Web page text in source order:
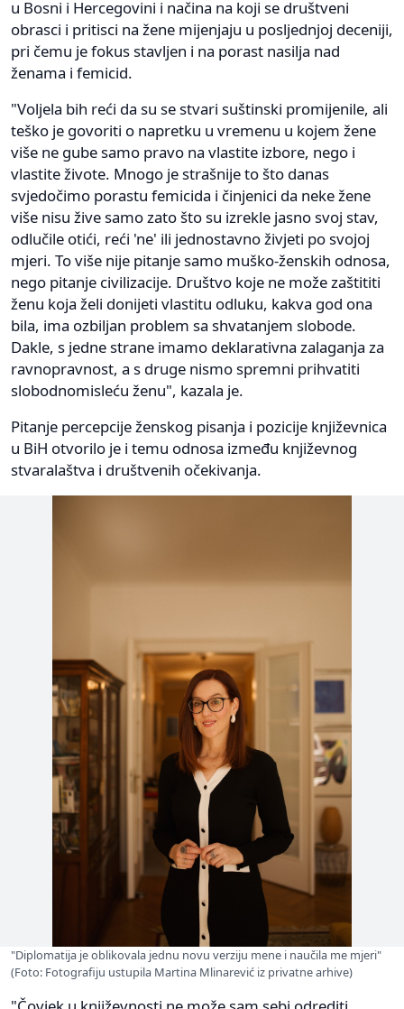
u Bosni i Hercegovini i načina na koji se društveni
obrasci i pritisci na žene mijenjaju u posljednjoj deceniji,
pri čemu je fokus stavljen i na porast nasilja nad
ženama i femicid.
"Voljela bih reći da su se stvari suštinski promijenile, ali
teško je govoriti o napretku u vremenu u kojem žene
više ne gube samo pravo na vlastite izbore, nego i
vlastite živote. Mnogo je strašnije to što danas
svjedočimo porastu femicida i činjenici da neke žene
više nisu žive samo zato što su izrekle jasno svoj stav,
odlučile otići, reći 'ne' ili jednostavno živjeti po svojoj
mjeri. To više nije pitanje samo muško-ženskih odnosa,
nego pitanje civilizacije. Društvo koje ne može zaštititi
ženu koja želi donijeti vlastitu odluku, kakva god ona
bila, ima ozbiljan problem sa shvatanjem slobode.
Dakle, s jedne strane imamo deklarativna zalaganja za
ravnopravnost, a s druge nismo spremni prihvatiti
slobodnomisleću ženu", kazala je.
Pitanje percepcije ženskog pisanja i pozicije književnica
u BiH otvorilo je i temu odnosa između književnog
stvaralaštva i društvenih očekivanja.
"Diplomatija je oblikovala jednu novu verziju mene i naučila me mjeri"
(Foto: Fotografiju ustupila Martina Mlinarević iz privatne arhive)